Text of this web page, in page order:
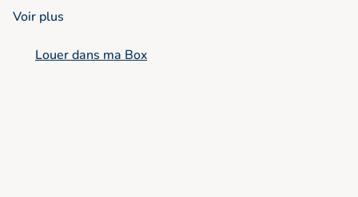
• Short en coton majoritaire
• Coupe décontractée
Voir plus
Louer dans ma Box